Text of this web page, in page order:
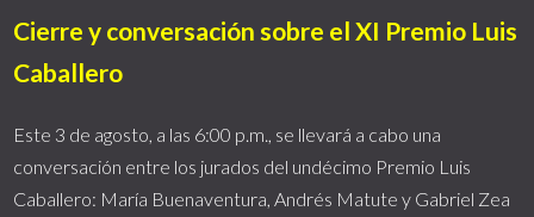
Cierre y conversación sobre el XI Premio Luis
Caballero
Este 3 de agosto, a las 6:00 p.m., se llevará a cabo una
conversación entre los jurados del undécimo Premio Luis
Caballero: María Buenaventura, Andrés Matute y Gabriel Zea